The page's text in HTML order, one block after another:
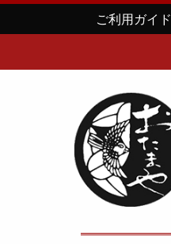
ご利用ガイド